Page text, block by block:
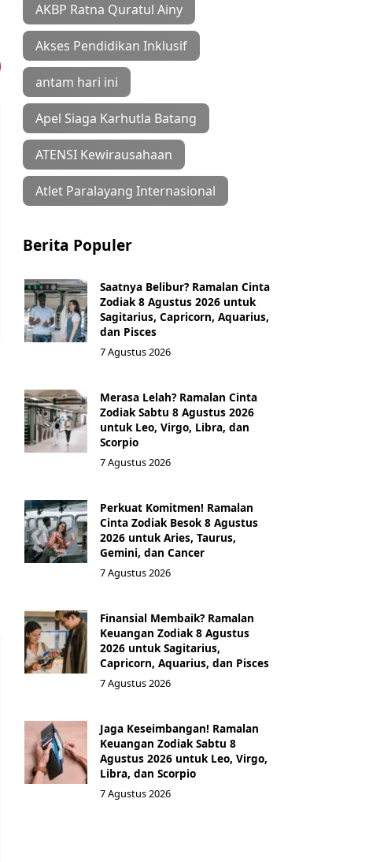
AKBP Ratna Quratul Ainy
Akses Pendidikan Inklusif
antam hari ini
Apel Siaga Karhutla Batang
ATENSI Kewirausahaan
Atlet Paralayang Internasional
Berita Populer
Saatnya Belibur? Ramalan Cinta
Zodiak 8 Agustus 2026 untuk
Sagitarius, Capricorn, Aquarius,
dan Pisces
7 Agustus 2026
Merasa Lelah? Ramalan Cinta
Zodiak Sabtu 8 Agustus 2026
untuk Leo, Virgo, Libra, dan
Scorpio
7 Agustus 2026
Perkuat Komitmen! Ramalan
Cinta Zodiak Besok 8 Agustus
2026 untuk Aries, Taurus,
Gemini, dan Cancer
7 Agustus 2026
Finansial Membaik? Ramalan
Keuangan Zodiak 8 Agustus
2026 untuk Sagitarius,
Capricorn, Aquarius, dan Pisces
7 Agustus 2026
Jaga Keseimbangan! Ramalan
Keuangan Zodiak Sabtu 8
Agustus 2026 untuk Leo, Virgo,
Libra, dan Scorpio
7 Agustus 2026